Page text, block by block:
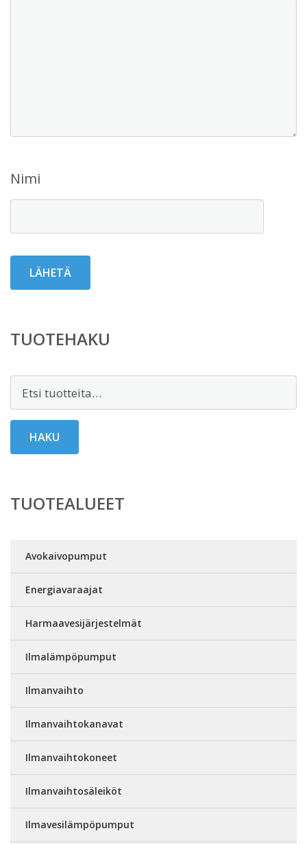
Nimi
TUOTEHAKU
HAKU
TUOTEALUEET
Avokaivopumput
Energiavaraajat
Harmaavesijärjestelmät
Ilmalämpöpumput
Ilmanvaihto
Ilmanvaihtokanavat
Ilmanvaihtokoneet
Ilmanvaihtosäleiköt
Ilmavesilämpöpumput